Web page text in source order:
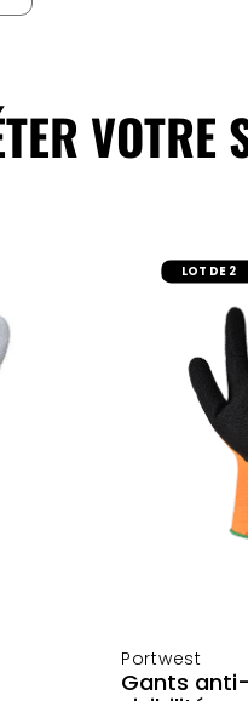
VOTRE
LOT DE 2
Portwest
Gants